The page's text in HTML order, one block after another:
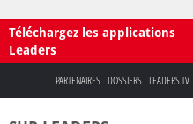
Téléchargez les applications
Leaders
PARTENAIRES DOSSIERS LEADERS TV